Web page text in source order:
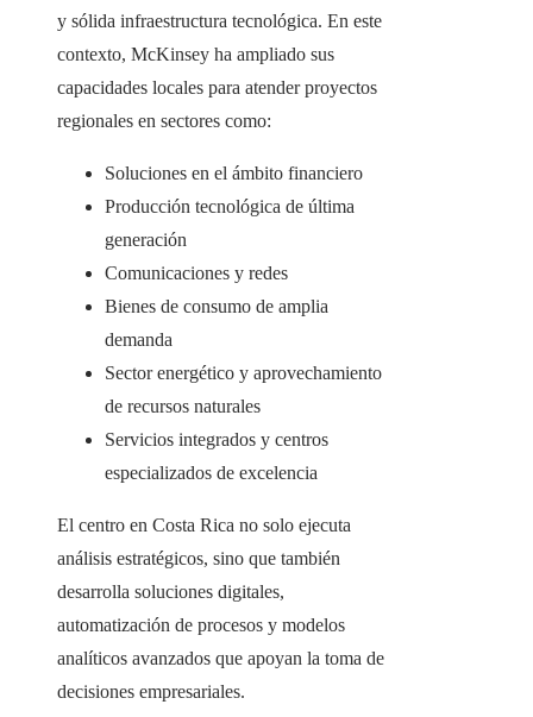
y sólida infraestructura tecnológica. En este
contexto, McKinsey ha ampliado sus
capacidades locales para atender proyectos
regionales en sectores como:
Soluciones en el ámbito financiero
Producción tecnológica de última
generación
Comunicaciones y redes
Bienes de consumo de amplia
demanda
Sector energético y aprovechamiento
de recursos naturales
Servicios integrados y centros
especializados de excelencia
El centro en Costa Rica no solo ejecuta
análisis estratégicos, sino que también
desarrolla soluciones digitales,
automatización de procesos y modelos
analíticos avanzados que apoyan la toma de
decisiones empresariales.